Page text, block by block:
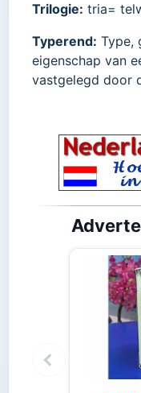
Trilogie: tria=
Typerend: Type,
eigenschap van
vastgelegd door